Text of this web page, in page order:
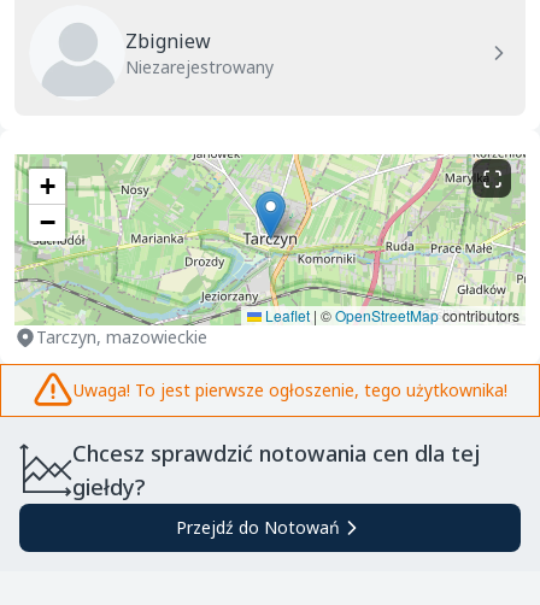
Zbigniew
Niezarejestrowany
+
−
Leaflet | ©OpenStreetMapcontributors
Tarczyn, mazowieckie
Uwaga! To jest pierwsze ogłoszenie, tego użytkownika!
Chcesz sprawdzić notowania cen dla tej
giełdy?
Przejdź do Notowań